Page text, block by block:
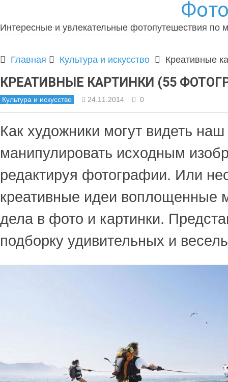
Интересные и увлекательные фотопутешествия по
Главная Культура и искусство Креативные
КРЕАТИВНЫЕ КАРТИНКИ (55
Культура и искусство 24.11.2014 0
Как художники могут видеть
манипулировать исходным
редактируя фотографии. Или
креативные идеи воплощенные
дела в фото и картинки.
подборку удивительных и